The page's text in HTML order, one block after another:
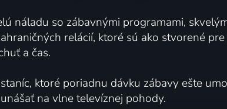
náladu so zábavnými programami,
relácií, ktoré sú ako stvorené
a čas.
ktoré poriadnu dávku zábavy ešte
na vlne televíznej pohody.